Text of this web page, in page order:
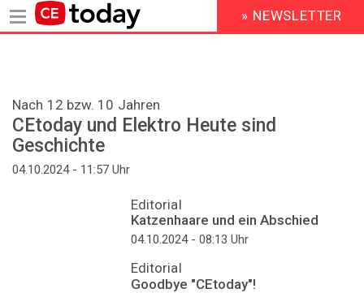
Inhalt
HEADER
MENU
» NEWSLETTER
Nach 12 bzw. 10 Jahren
CEtoday und Elektro Heute sind
Geschichte
04.10.2024 - 11:57 Uhr
Editorial
Katzenhaare und ein Abschied
04.10.2024 - 08:13 Uhr
Editorial
Goodbye "CEtoday"!